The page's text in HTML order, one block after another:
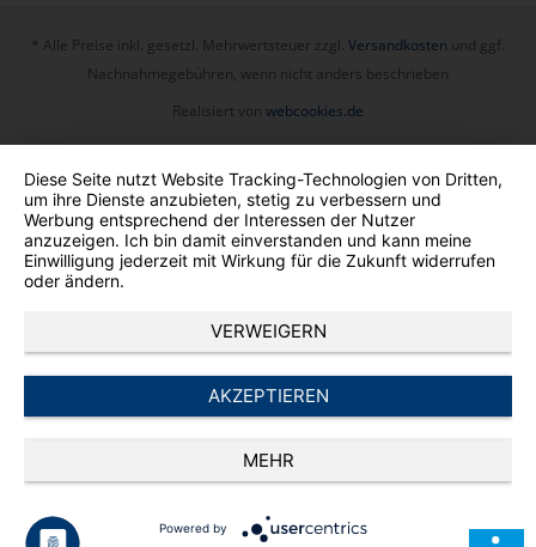
* Alle Preise inkl. gesetzl. Mehrwertsteuer zzgl. Versandkosten und ggf.
Nachnahmegebühren, wenn nicht anders beschrieben
Realisiert von webcookies.de
Diese Seite nutzt Website Tracking-Technologien von Dritten,
um ihre Dienste anzubieten, stetig zu verbessern und
Werbung entsprechend der Interessen der Nutzer
anzuzeigen. Ich bin damit einverstanden und kann meine
Einwilligung jederzeit mit Wirkung für die Zukunft widerrufen
oder ändern.
VERWEIGERN
AKZEPTIEREN
MEHR
Powered by